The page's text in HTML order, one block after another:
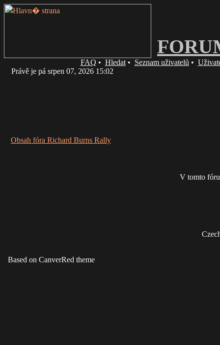
FAQ • Hledat• Seznam uživatelů •
Právě je pá srpen 07, 2026 15:02
Obsah fóra Richard Burns Rally
V tomto fóru
Based on CanverRed theme